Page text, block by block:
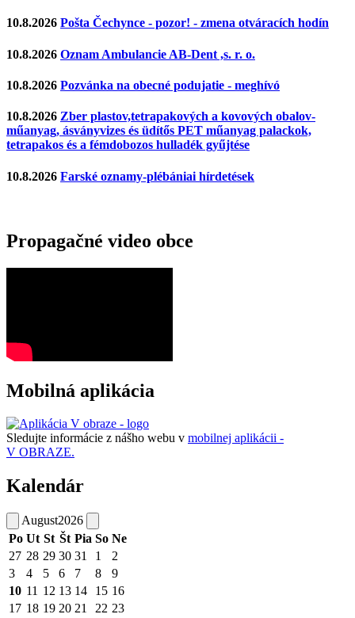
10.8.2026 Pošta Čechynce - pozor! - zmena otváracích hodín
10.8.2026 Oznam Ambulancie AB-Dent ,s. r. o.
10.8.2026 Pozvánka na obecné podujatie - meghívó
10.8.2026 Zber plastov,tetrapakových a kovových obalov-
műanyag, ásványvizes és üdítős PET műanyag palackok,
tetrapakos és a fémdobozos hulladék gyűjtése
10.8.2026 Farské oznamy-plébániai hírdetések
Propagačné video obce
Mobilná aplikácia
Sledujte informácie z nášho webu v mobilnej aplikácii -
V OBRAZE.
Kalendár
August2026
Po Ut St Št Pia So Ne
27 28 29 30 31 1
2
3
4 5 6 7 8
9
10 11 12 13 14 15 16
17 18 19 20 21 22 23